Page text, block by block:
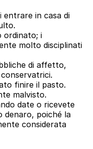
entrare in casa di
ordinato; i
molto disciplinati
di affetto,
finire il pasto.
malvisto.
date o ricevete
denaro, poiché la
considerata